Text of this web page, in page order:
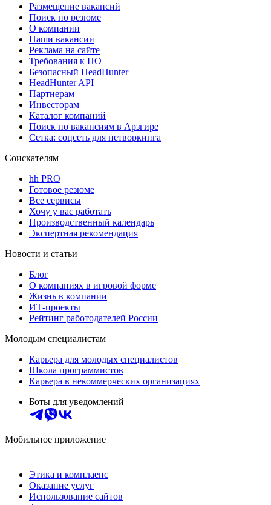
Размещение вакансий
Поиск по резюме
О компании
Наши вакансии
Реклама на сайте
Требования к ПО
Безопасный HeadHunter
HeadHunter API
Партнерам
Инвесторам
Каталог компаний
Поиск по вакансиям в Арзгире
Сетка: соцсеть для нетворкинга
Соискателям
hh PRO
Готовое резюме
Все сервисы
Хочу у вас работать
Производственный календарь
Экспертная рекомендация
Новости и статьи
Блог
О компаниях в игровой форме
Жизнь в компании
ИТ-проекты
Рейтинг работодателей России
Молодым специалистам
Карьера для молодых специалистов
Школа программистов
Карьера в некоммерческих организациях
Боты для уведомлений
Мобильное приложение
Этика и комплаенс
Оказание услуг
Использование сайтов